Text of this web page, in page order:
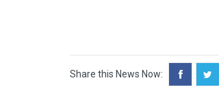
Share this News Now: